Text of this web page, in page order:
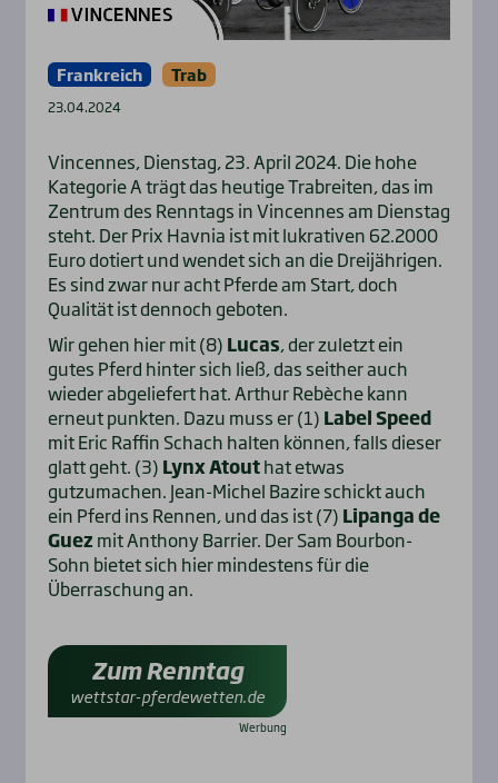
Frankreich Trab
23.04.2024
Vincennes, Dienstag, 23. April 2024. Die hohe
Kategorie A trägt das heutige Trabreiten, das im
Zentrum des Renntags in Vincennes am Dienstag
steht. Der Prix Havnia ist mit lukrativen 62.2000
Euro dotiert und wendet sich an die Dreijährigen.
Es sind zwar nur acht Pferde am Start, doch
Qualität ist dennoch geboten.
Wir gehen hier mit (8) Lucas, der zuletzt ein
gutes Pferd hinter sich ließ, das seither auch
wieder abgeliefert hat. Arthur Rebèche kann
erneut punkten. Dazu muss er (1) Label Speed
mit Eric Raffin Schach halten können, falls dieser
glatt geht. (3) Lynx Atouthat etwas
gutzumachen. Jean-Michel Bazire schickt auch
ein Pferd ins Rennen, und das ist (7) Lipanga de
Guez mit Anthony Barrier. Der Sam Bourbon-
Sohn bietet sich hier mindestens für die
Überraschung an.
Zum Renntag
wettstar-pferdewetten.de